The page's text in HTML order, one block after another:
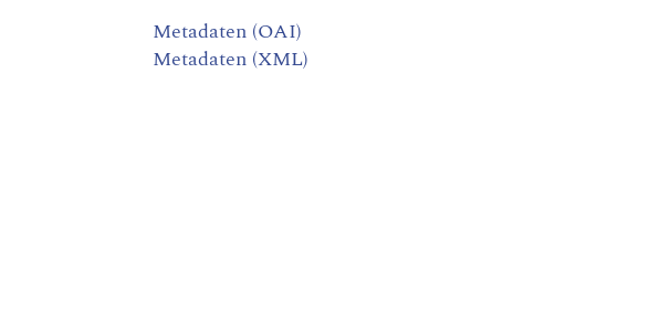
Metadaten (OAI)
Metadaten (XML)